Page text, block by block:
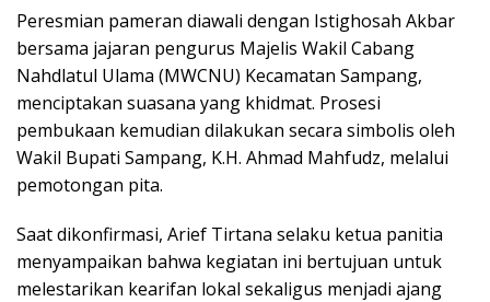
Peresmian pameran diawali dengan Istighosah Akbar
bersama jajaran pengurus Majelis Wakil Cabang
Nahdlatul Ulama (MWCNU) Kecamatan Sampang,
menciptakan suasana yang khidmat. Prosesi
pembukaan kemudian dilakukan secara simbolis oleh
Wakil Bupati Sampang, K.H. Ahmad Mahfudz, melalui
pemotongan pita.
Saat dikonfirmasi, Arief Tirtana selaku ketua panitia
menyampaikan bahwa kegiatan ini bertujuan untuk
melestarikan kearifan lokal sekaligus menjadi ajang